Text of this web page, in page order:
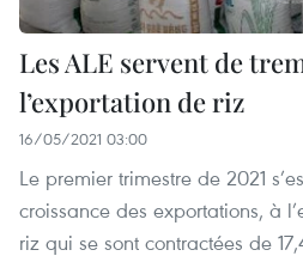
Les ALE servent de
l’exportation de riz
16/05/2021 03:00
Le premier trimestre de 2021
croissance des exportations, à
riz qui se sont contractées de